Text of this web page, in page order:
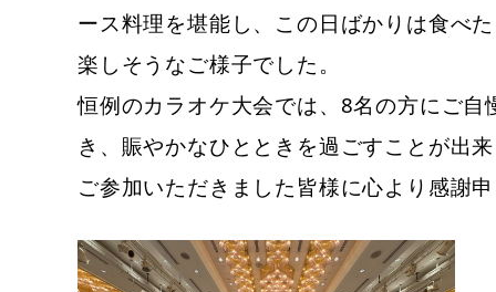
ース料理を堪能し、 この日ばかりは食べ
楽しそうなご様子でした。
恒例のカラオケ大会では、8名の方にご自
き、賑やかなひとときを過ごすことが出
ご参加いただきました皆様に心より感謝